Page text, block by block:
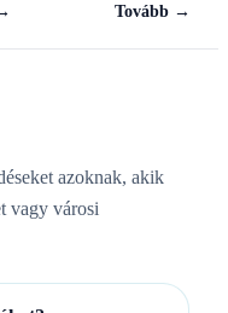
Tovább →
azoknak, akik
vagy városi